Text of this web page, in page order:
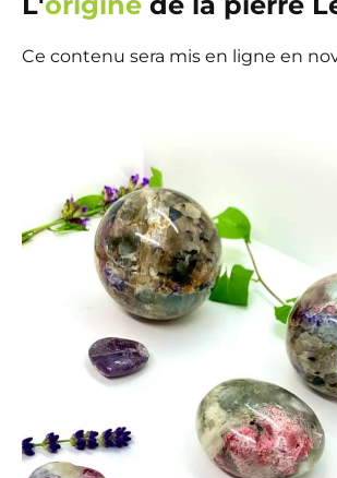
Ce contenu sera mis en ligne en